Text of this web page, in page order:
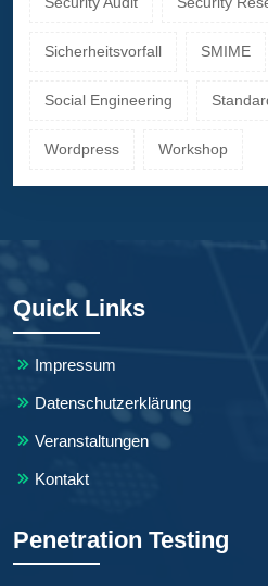
Sicherheitsvorfall SMIME
Social Engineering
Wordpress Workshop
Quick Links
Impressum
Datenschutzerklärung
Veranstaltungen
Kontakt
Penetration Testing